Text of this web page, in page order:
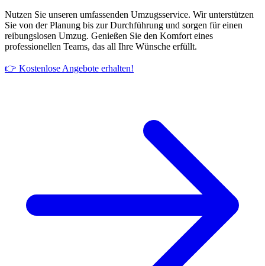
Nutzen Sie unseren umfassenden Umzugsservice. Wir unterstützen
Sie von der Planung bis zur Durchführung und sorgen für einen
reibungslosen Umzug. Genießen Sie den Komfort eines
professionellen Teams, das all Ihre Wünsche erfüllt.
👉 Kostenlose Angebote erhalten!